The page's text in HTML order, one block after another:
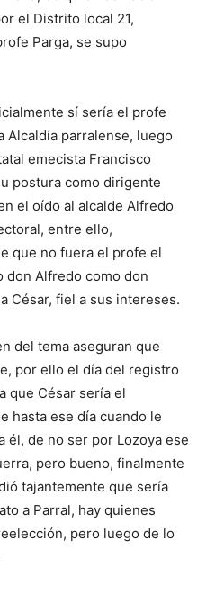
el Distrito local 21,
Parga, se supo
sí sería el profe
Alcaldía parralense, luego
emecista Francisco
postura como dirigente
el oído al alcalde Alfredo
entre ello,
que no fuera el profe el
don Alfredo como don
César, fiel a sus intereses.
del tema aseguran que
por ello el día del registro
que César sería el
hasta ese día cuando le
él, de no ser por Lozoya ese
pero bueno, finalmente
tajantemente que sería
a Parral, hay quienes
pero luego de lo